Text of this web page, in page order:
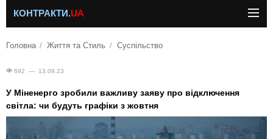
КОНТРАКТИ.UA
Головна Життя та Стиль Суспільство
692 — 13.09.23
У Міненерго зробили важливу заяву про відключення
світла: чи будуть графіки з жовтня